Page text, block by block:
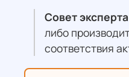
Совет
либо
соответствия